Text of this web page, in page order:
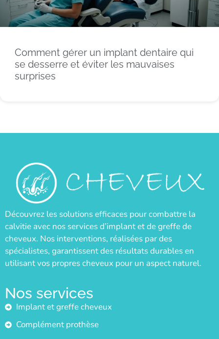
Comment gérer un implant dentaire qui
se desserre et éviter les mauvaises
surprises
Découvrez les solutions efficaces pour combattre la
calvitie avec nos services d’implant et de greffe de
cheveux. Nos interventions, réalisées par des
spécialistes, garantissent des résultats durables en
utilisant vos propres cheveux pour un aspect naturel.
Nos services
Implant et greffe cheveux
Complément prothèse